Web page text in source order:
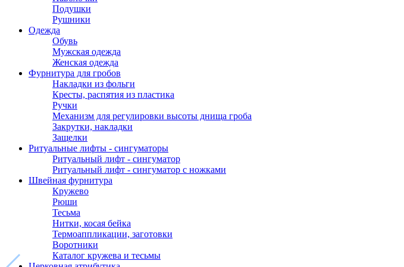
Подушки
Рушники
Одежда
Обувь
Мужская одежда
Женская одежда
Фурнитура для гробов
Накладки из фольги
Кресты, распятия из пластика
Ручки
Механизм для регулировки высоты днища гроба
Закрутки, накладки
Защелки
Ритуальные лифты - сингуматоры
Ритуальный лифт - сингуматор
Ритуальный лифт - сингуматор с ножками
Швейная фурнитура
Кружево
Рюши
Тесьма
Нитки, косая бейка
Термоаппликации, заготовки
Воротники
Каталог кружева и тесьмы